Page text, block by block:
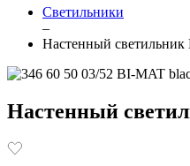
Светильники
–
Настенный светильник
Настенный